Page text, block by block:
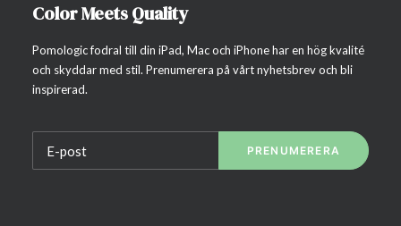
Color Meets Quality
Pomologic fodral till din iPad, Mac och iPhone har en hög kvalité
och skyddar med stil. Prenumerera på vårt nyhetsbrev och bli
inspirerad.